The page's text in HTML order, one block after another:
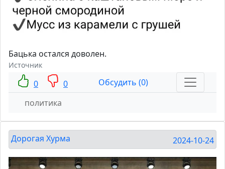
Бацька остался доволен.
Источник
0 0
Обсудить (0)
политика
Дорогая Хурма 2024-10-24